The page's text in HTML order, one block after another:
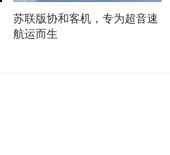
苏联版协和客机，专为超音速
航运而生